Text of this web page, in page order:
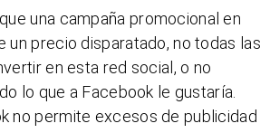
una campaña promocional en
un precio disparatado, no todas las
en esta red social, o no
lo que a Facebook le gustaría.
no permite excesos de publicidad